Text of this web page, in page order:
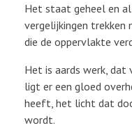
Het staat geheel en
vergelijkingen trekken
die de oppervlakte
Het is aards werk, dat
ligt er een gloed
heeft, het licht dat
wordt.